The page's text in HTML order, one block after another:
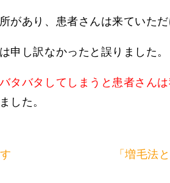
があり、患者さんは来ていただ
申し訳なかったと誤りました。
タバタしてしまうと患者さん
した。
「増毛法